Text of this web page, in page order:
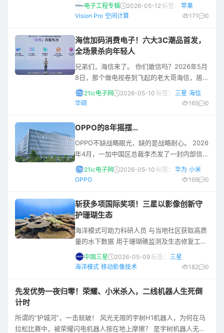
·古尔曼（Mark Gurman）最新披露，苹果公
事业群进行拆分重组，研发重心全面转向AI智
能眼镜项目。 此消息发布后，引发了社区的部
分质疑
电子工程专辑 2026-05-12 标签：
苹果
Vision Pro 空间计算 171 0
海信加码消费电子！六大3C潮品首发，
全场景杀向年轻人
兄弟们，海信来了。 你们敢信吗？2026年5月
8日，那个做电视卷到飞起的老大哥海信，居然
开了一场几乎没怎么提电视的全场景发布会。
海信这次拉着自家主打年轻人的潮牌Vidda，
工人的吃喝拉撒里。 小编参加了此次发布会，
是时候带大伙客观盘一盘了！ 先看第一个大玩
具：海信大白闺蜜机**X8 Ultra**。 这闺蜜机
说白了，
21ic电子网 2026-05-10 标签： 三星 海信
华硕
165 0
OPPO的8年摇摆…
OPPO不缺战略眼光，缺的是战略耐心。 2026
年4月，一加中国区总裁李杰发了一封内部信，
宣布一加与realme正式合并。 两个曾经承载着
OPPO不同野心的子品牌，如今共享同一套汇
收拢不是战略主动，而是销量倒逼的自救。
2023年第一季度，OPPO还以19.6%的份额坐
在中国手机市场头把交椅上。但到了2025年
21ic电子网 2026-05-10 标签： 华为 小米
OPPO
169 0
斩获多项国际奖项！三星以影像创新守
护珊瑚生态
海洋模式可助力科研人员 与当地社区获取高质
量的水下数据 用于珊瑚礁监测及生态修复工作
三星依托新款 Galaxy 手机高阶影像功能——
海洋模式¹，打造了“聚焦珊瑚（Coralin
奖”（Engage for Good 2026 Halo
（Best Sustain
中国三星 2026-05-09标签：
三星
海洋模式 移动影像技术 182 0
先发优势一夜归零！荣耀、小米杀入，二线机器人生死倒
计时
所谓的“护城河”，一击就破！ 风光无限的宇树H1机器人，为何在马
拉松比赛中，被荣耀闪电机器人按在地上摩擦？ 是宇树机器人无法